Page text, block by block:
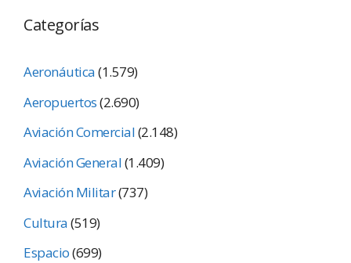
Categorías
Aeronáutica(1.579)
Aeropuertos(2.690)
Aviación Comercial(2.148)
Aviación General(1.409)
Aviación Militar(737)
Cultura(519)
Espacio(699)